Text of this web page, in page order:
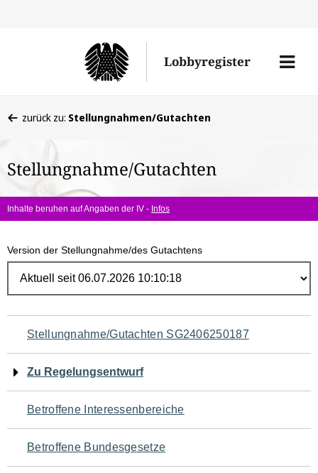
Lobbyregister
Menü
befinden
hier:
zurück zu: Stellungnahmen/Gutachten
Stellungnahme/Gutachten
Inhalte beruhen auf Angaben der IV - Infos
Version der Stellungnahme/des Gutachtens
Navigation
für
den
Seiteninhalt
Stellungnahme/Gutachten SG2406250187
Zu Regelungsentwurf
Betroffene Interessenbereiche
Betroffene Bundesgesetze